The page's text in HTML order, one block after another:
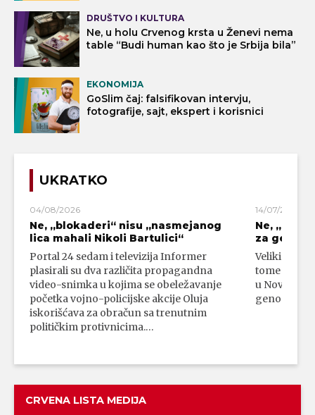
DRUŠTVO I KULTURA
Ne, u holu Crvenog krsta u Ženevi nema
table “Budi human kao što je Srbija bila”
EKONOMIJA
GoSlim čaj: falsifikovan intervju,
fotografije, sajt, ekspert i korisnici
UKRATKO
04/08/2026
Ne, „blokaderi“ nisu „nasmejanog
lica mahali Nikoli Bartulici“
Portal 24 sedam i televizija Informer
plasirali su dva različita propagandna
video-snimka u kojima se obeležavanje
početka vojno-policijske akcije Oluja
iskorišćava za obračun sa trenutnim
političkim protivnicima.…
14/07/2026
Ne,
za
Veliki broj
tome da su
u Novom
genocidni
CRVENA LISTA MEDIJA